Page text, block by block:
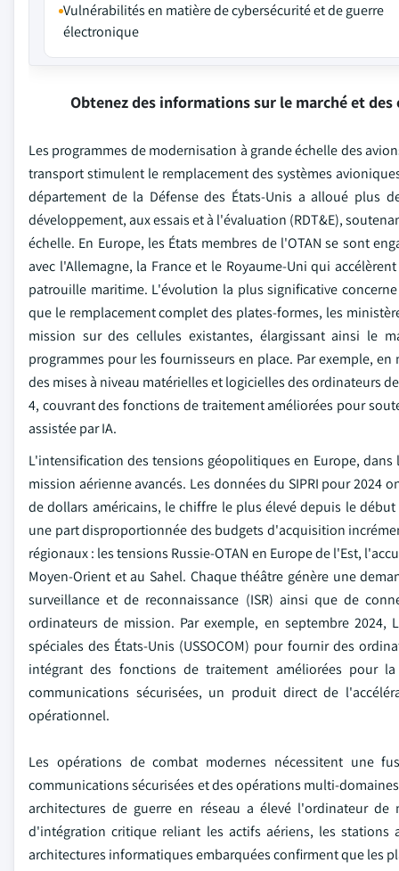
Vulnérabilités en matière de cybersécurité et de guerre
électronique
Obtenez des informations sur le marché et
Les programmes de modernisation à grande échelle des
transport stimulent le remplacement des systèmes
département de la Défense des États-Unis a alloué plus
développement, aux essais et à l'évaluation (RDT&E),
échelle. En Europe, les États membres de l'OTAN se sont
avec l'Allemagne, la France et le Royaume-Uni qui
patrouille maritime. L'évolution la plus significative
que le remplacement complet des plates-formes, les
mission sur des cellules existantes, élargissant ainsi le
programmes pour les fournisseurs en place. Par exemple,
des mises à niveau matérielles et logicielles des ordinateurs
4, couvrant des fonctions de traitement améliorées pour
assistée par IA.
L'intensification des tensions géopolitiques en Europe,
mission aérienne avancés. Les données du SIPRI pour
de dollars américains, le chiffre le plus élevé depuis le
une part disproportionnée des budgets d'acquisition
régionaux : les tensions Russie-OTAN en Europe de l'Est,
Moyen-Orient et au Sahel. Chaque théâtre génère une
surveillance et de reconnaissance (ISR) ainsi que de
ordinateurs de mission. Par exemple, en septembre
spéciales des États-Unis (USSOCOM) pour fournir des
intégrant des fonctions de traitement améliorées pour
communications sécurisées, un produit direct de
opérationnel.
Les opérations de combat modernes nécessitent une
communications sécurisées et des opérations multi-
architectures de guerre en réseau a élevé l'ordinateur
d'intégration critique reliant les actifs aériens, les stations
architectures informatiques embarquées confirment que les